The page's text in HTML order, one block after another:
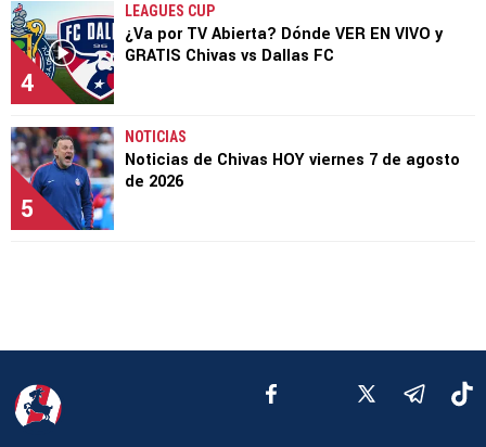
4
LEAGUES CUP
¿Va por TV Abierta? Dónde VER EN VIVO y
GRATIS Chivas vs Dallas FC
5
NOTICIAS
Noticias de Chivas HOY viernes 7 de agosto
de 2026